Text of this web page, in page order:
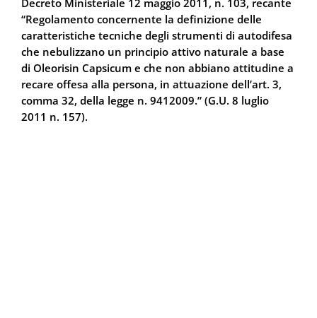
Decreto Ministeriale 12 maggio 2011, n. 103, recante
“Regolamento concernente la definizione delle
caratteristiche tecniche degli strumenti di autodifesa
che nebulizzano un principio attivo naturale a base
di Oleorisin Capsicum e che non abbiano attitudine a
recare offesa alla persona, in attuazione dell’art. 3,
comma 32, della legge n. 9412009.” (G.U. 8 luglio
2011 n. 157).